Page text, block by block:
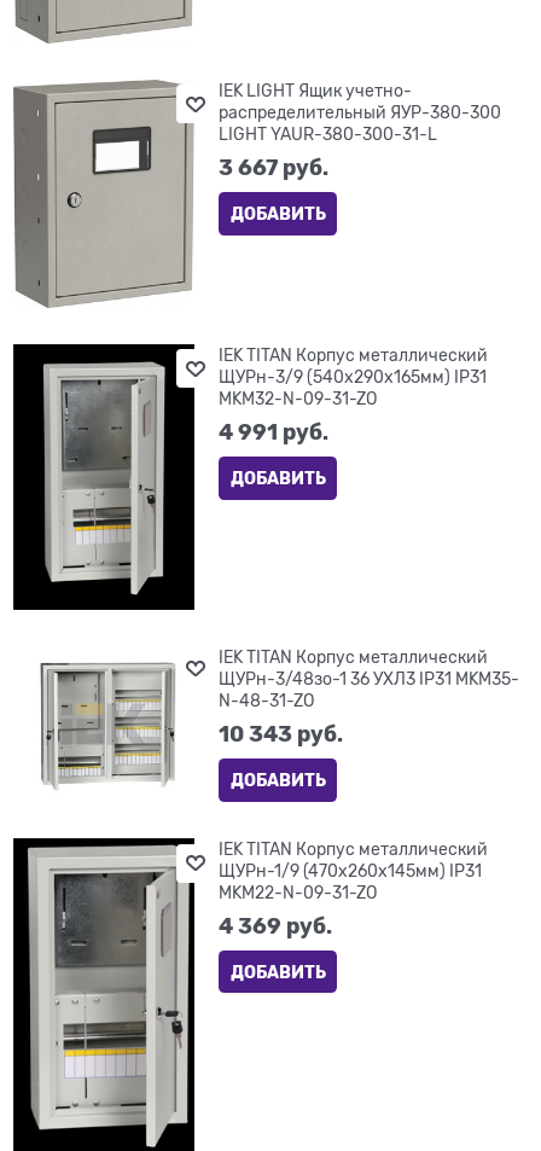
IEK LIGHT Ящик учетно-
распределительный ЯУР-380-300
LIGHT YAUR-380-300-31-L
3 667 руб.
ДОБАВИТЬ
IEK TITAN Корпус металлический
ЩУРн-3/9 (540х290х165мм) IP31
MKM32-N-09-31-ZO
4 991 руб.
ДОБАВИТЬ
IEK TITAN Корпус металлический
ЩУРн-3/48зо-1 36 УХЛ3 IP31 MKM35-
N-48-31-ZO
10 343 руб.
ДОБАВИТЬ
IEK TITAN Корпус металлический
ЩУРн-1/9 (470х260х145мм) IP31
MKM22-N-09-31-ZO
4 369 руб.
ДОБАВИТЬ